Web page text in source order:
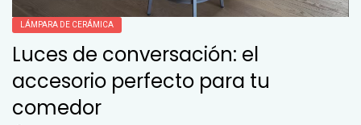
LÁMPARA DE CERÁMICA
Luces de conversación: el
accesorio perfecto para tu
comedor